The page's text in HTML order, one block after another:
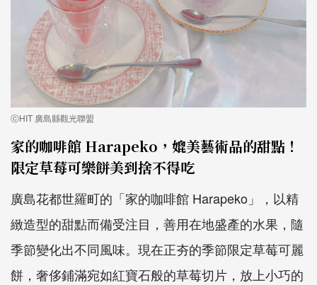
ⓒHIT 廣島縣觀光聯盟
家的咖啡館 Harapeko，媲美藝術品的甜點！
限定草莓可樂餅美到捨不得吃
廣島花都世羅町的「家的咖啡館 Harapeko」，以精
緻造型的甜點而備受注目，善用在地盛產的水果，隨
季節變化出不同風味。現在正夯的季節限定草莓可麗
餅，奢侈鋪滿宛如紅寶石般的草莓切片，放上小巧的